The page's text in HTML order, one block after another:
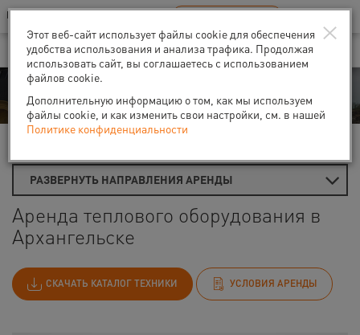
Ваш город:Архангельск
В Вашем регионе нет наших офисов RU EN
Аренда
РАЗВЕРНУТЬ НАПРАВЛЕНИЯ АРЕНДЫ
Аренда теплового оборудования в
Архангельске
СКАЧАТЬ КАТАЛОГ ТЕХНИКИ УСЛОВИЯ АРЕНДЫ
×
Этот веб-сайт использует файлы cookie для обеспечения
удобства использования и анализа трафика. Продолжая
использовать сайт, вы соглашаетесь с использованием
файлов cookie.
Дополнительную информацию о том, как мы используем
файлы cookie, и как изменить свои настройки, см. в нашей
Политике конфиденциальности